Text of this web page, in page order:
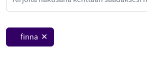
finna ✕